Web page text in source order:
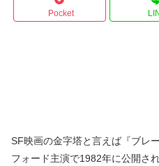
Pocket
SF映画の金字塔と言えば『ブレ
フォード主演で1982年に公開さ